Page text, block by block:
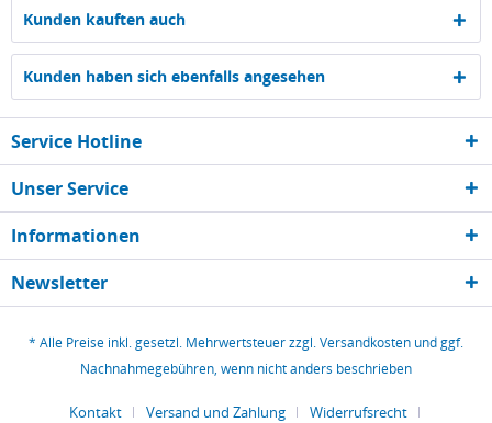
Kunden kauften auch
Kunden haben sich ebenfalls angesehen
Service Hotline
Unser Service
Informationen
Newsletter
* Alle Preise inkl. gesetzl. Mehrwertsteuer zzgl.Versandkosten und ggf.
Nachnahmegebühren, wenn nicht anders beschrieben
Kontakt Versand und Zahlung Widerrufsrecht